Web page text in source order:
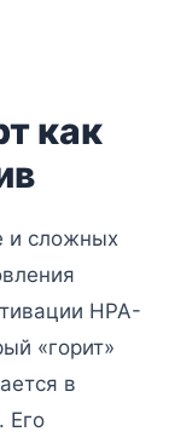
как
и сложных
HPA-
«горит»
в
Его